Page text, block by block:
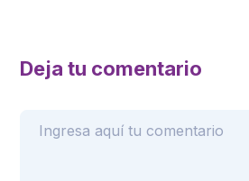
Deja tu comentario